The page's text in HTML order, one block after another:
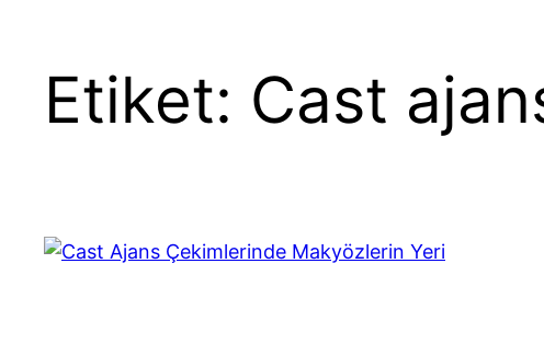
Etiket: Cast